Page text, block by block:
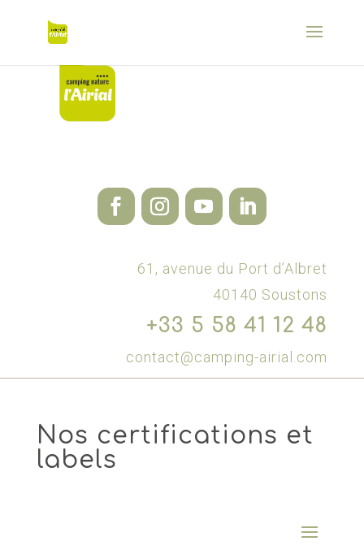
61, avenue du Port d’Albret
40140 Soustons
+33 5 58 41 12 48
contact@camping-airial.com
Nos certifications et
labels